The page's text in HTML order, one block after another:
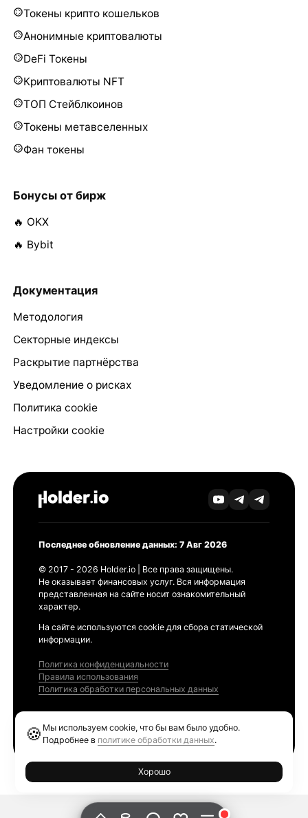
Токены крипто кошельков
Анонимные криптовалюты
DeFi Токены
Криптовалюты NFT
ТОП Стейблкоинов
Токены метавселенных
Фан токены
Бонусы от бирж
🔥 OKX
🔥 Bybit
Документация
Методология
Секторные индексы
Раскрытие партнёрства
Уведомление о рисках
Политика cookie
Настройки cookie
Последнее обновление данных: 7 Авг 2026
© 2017 - 2026 Holder.io | Все права защищены.
Не оказывает финансовых услуг. Вся информация
представленная на сайте носит ознакомительный
характер.
На сайте используются cookie для сбора статической
информации.
Политика конфиденциальности
Правила использования
Политика обработки персональных данных
🍪 Мы используем cookie, что бы вам было удобно.
Подробнее в политике обработки данных.
Хорошо
Ethereum GAS Tracker